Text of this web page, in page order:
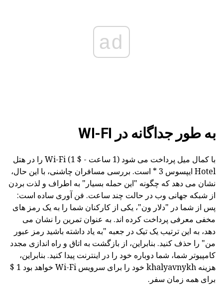
ad
به طور جداگانه در WI-FI
با کمال میل پرداخت می شود (1 ساعت - $ 1) Wi-Fi را در هتل
Hotel ایپسوس 3 * است. بررسی مسافران چاشنی، با این حال،
نشان می دهد که چگونه "این حمله بسیار" به اطراف و لذت بردن
از شبکه جهانی وب در حالت چند ساعت. فن آوری ساده است:
پس از شما در "دلار ون"، یکی از کارکنان شما را به یک رمز های
مخفی معرفی پرداخت کرده اند. به عنوان تمرین را نشان می
دهد، به این ترتیب یک تیک در جعبه "به یاد داشته باشید رمز عبور
من" را حذف کنید. بنابراین، از بازگشت به اتاق و راه اندازی مجدد
کامپیوتر شما، شما دوباره خود را در اینترنت پیدا کنید. بنابراین،
هزینه khalyavnykh خود را برای سرویس Wi-Fi خواهد بود 1 $
برای همه زمان سفر.